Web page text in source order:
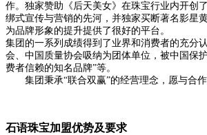
作。独家赞助《后天美女》在珠宝行业内开创
绑式宣传与营销的先河，并独家买断著名影星
为品牌形象的提升提供了很好的平台。
集团的一系列成绩得到了业界和消费者的充分
会、中国质量协会吸纳为团体单位，被中国保
费者信赖的知名品牌”等。
集团秉承“联合双赢”的经营理念，愿与合作
石语珠宝加盟优势及要求